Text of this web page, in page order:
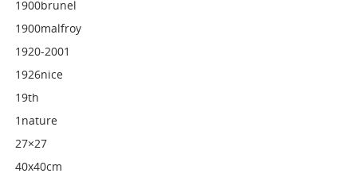
1900brunel
1900malfroy
1920-2001
1926nice
19th
1nature
27×27
40x40cm